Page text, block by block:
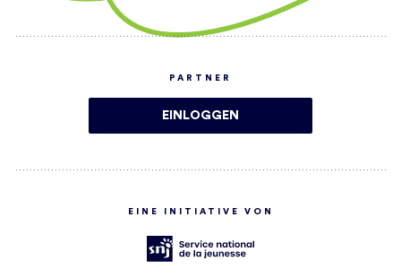
PARTNER
EINLOGGEN
EINE INITIATIVE VON